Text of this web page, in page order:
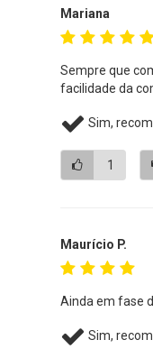
Mariana
Sempre que
facilidade da
Sim,
1
Maurício P.
Ainda em fase
Sim,